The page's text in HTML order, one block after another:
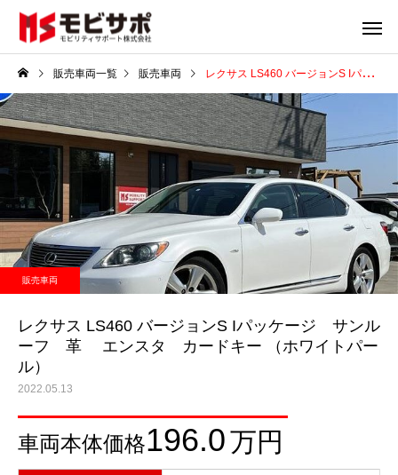
ロードサービス（レッ
カー移動業）
車両リー
販売車両
レクサス LS460 バージョ
ンS Iパッケージ サンルー
フ 革 エンスタ カード
キー （ホワイトパール）
販売車両
トヨタ クラウンロイヤ
イブリッド 2.5 ロイ
サンルーフ・地デジ・
ETC・ 車検2年 （ホワ
販売車両
レクサス LS460 バージョ
ンS Iパッケージ サンルー
フ 革 エンスタ カード
キー （ホワイトパール）
販売車両
トヨタ クラウンロイヤ
イブリッド 2.5 ロイ
サンルーフ・地デジ・
ETC・ 車検2年 （ホワ
販売車両一覧 販売車両 レクサス LS460 バージョンS Iパッケージ サンルーフ 革 エンスタ カードキー （ホワイトパール）
販売車両
レクサス LS460 バージョンS Iパッケージ サンル
ーフ 革 エンスタ カードキー （ホワイトパー
ル）
2022.05.13
車両本体価格196.0万円